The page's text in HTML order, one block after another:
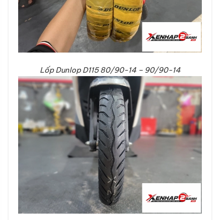
Lốp Dunlop D115 80/90-14 – 90/90-14